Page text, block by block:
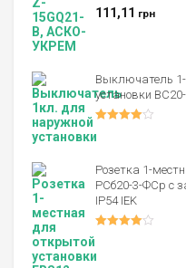
Оценка5.00
111,11 грн
Выключатель
установки
4.00
Розетка 1-
РСб20-3-ФСр с
IP54 IEK